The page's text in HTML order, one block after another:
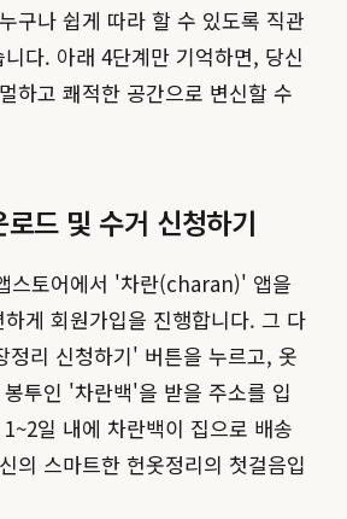
구나 쉽게 따라 할 수 있도록 직관
다. 아래 4단계만 기억하면, 당신
하고 쾌적한 공간으로 변신할 수
드 및 수거 신청하기
스토어에서 '차란(charan)' 앱을
게 회원가입을 진행합니다. 그 다
정리 신청하기' 버튼을 누르고, 옷
투인 '차란백'을 받을 주소를 입
일 내에 차란백이 집으로 배송
의 스마트한 헌옷정리의 첫걸음입